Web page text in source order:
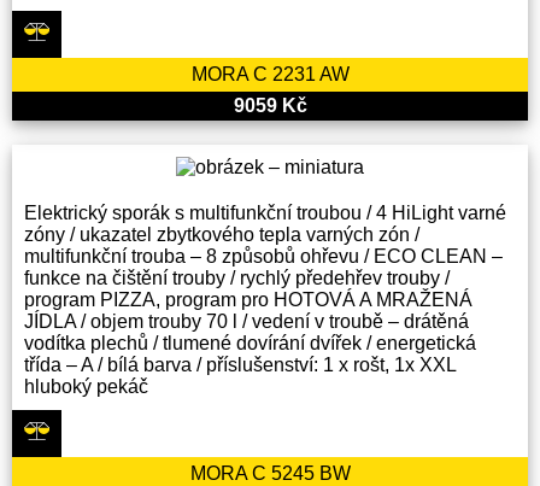
MORA C 2231 AW
9059 Kč
Elektrický sporák s multifunkční troubou / 4 HiLight varné
zóny / ukazatel zbytkového tepla varných zón /
multifunkční trouba – 8 způsobů ohřevu / ECO CLEAN –
funkce na čištění trouby / rychlý předehřev trouby /
program PIZZA, program pro HOTOVÁ A MRAŽENÁ
JÍDLA / objem trouby 70 l / vedení v troubě – drátěná
vodítka plechů / tlumené dovírání dvířek / energetická
třída – A / bílá barva / příslušenství: 1 x rošt, 1x XXL
hluboký pekáč
MORA C 5245 BW